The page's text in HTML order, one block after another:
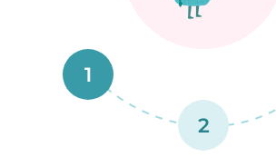
1
2